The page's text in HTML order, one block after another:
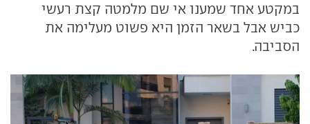
במקטע אחד שמענו אי שם מלמטה קצת רעשי
כביש אבל בשאר הזמן היא פשוט מעלימה את
הסביבה.